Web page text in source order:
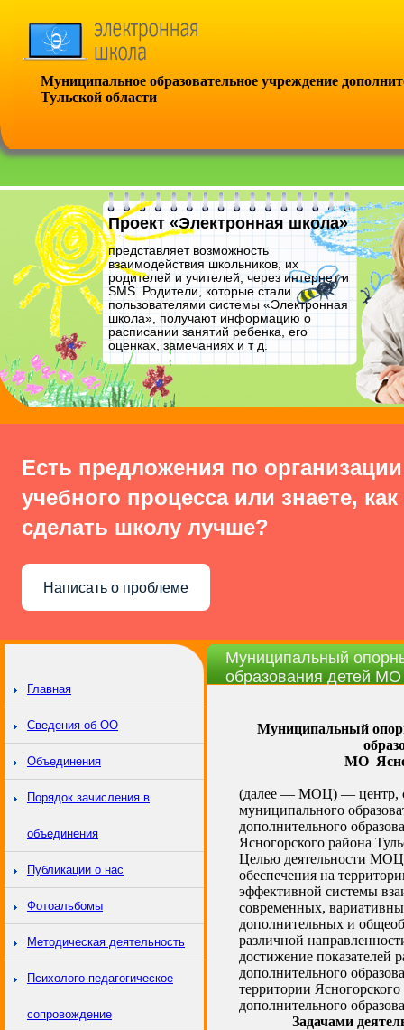
Муниципальное образовательное учреждение
Тульской области
Проект «Электронная школа»
представляет возможность
взаимодействия школьников, их
родителей и учителей, через интернет и
SMS. Родители, которые стали
пользователями системы «Электронная
школа», получают информацию о
расписании занятий ребенка, его
оценках, замечаниях и т д.
Есть предложения по организации
учебного процесса или знаете, как
сделать школу лучше?
Написать о проблеме
Главная
Сведения об ОО
Объединения
Порядок зачисления в
объединения
Публикации о нас
Фотоальбомы
Методическая деятельность
Психолого-педагогическое
сопровождение
Муниципальный
образования детей
творчества»
Муниципальный
МО
(далее — МОЦ) — центр,
муниципального
дополнительного
Ясногорского района
Целью деятельности МОЦ
обеспечения на
эффективной системы
современных,
дополнительных и
различной
достижение показателей
дополнительного
территории
дополнительного
Задачами